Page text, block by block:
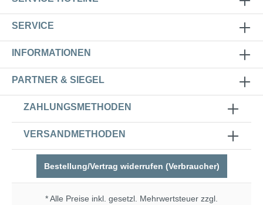
SERVICE
INFORMATIONEN
PARTNER & SIEGEL
ZAHLUNGSMETHODEN
VERSANDMETHODEN
Bestellung/Vertrag widerrufen (Verbraucher)
* Alle Preise inkl. gesetzl. Mehrwertsteuer zzgl.